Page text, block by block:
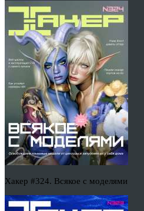
Хакер #324. Всякое с моделями